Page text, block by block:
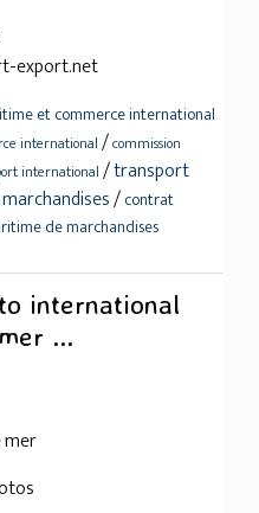
export.net
et commerce international
international /commission
international /transport
/contrat
de marchandises
international
...